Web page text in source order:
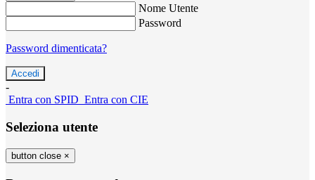
Nome Utente
Password
Password dimenticata?
-
Entra con SPID Entra con CIE
Seleziona utente
button close ×